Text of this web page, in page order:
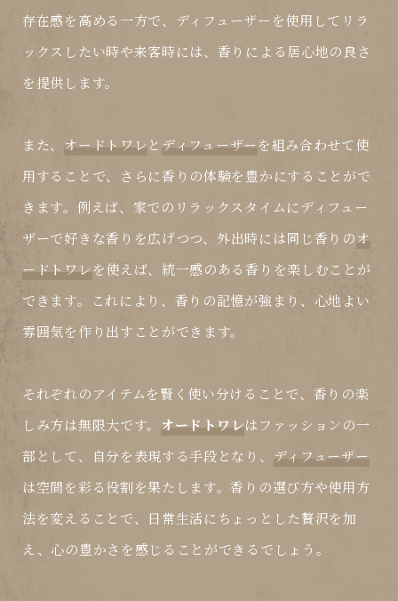
存在感を高める一方で、
ディフューザーを使用してリラ
ックスしたい時や来客時には、香りによる居心地の良さ
を提供します。
また、 オードトワレと ディフューザーを組み合わせて使
用することで、さらに香りの体験を豊かにすることがで
きます。例えば、家でのリラックスタイムに ディフュー
ザーで好きな香りを広げつつ、外出時には同じ香りのオ
ードトワレを使えば、統一感のある香りを楽しむことが
できます。これにより、香りの記憶が強まり、心地よい
雰囲気を作り出すことができます。
それぞれのアイテムを賢く使い分けることで、香りの楽
しみ方は無限大です。 オードトワレはファッションの一
部として、自分を表現する手段となり、
ディフューザー
は空間を彩る役割を果たします。香りの選び方や使用方
法を変えることで、日常生活にちょっとした贅沢を加
え、心の豊かさを感じることができるでしょう。